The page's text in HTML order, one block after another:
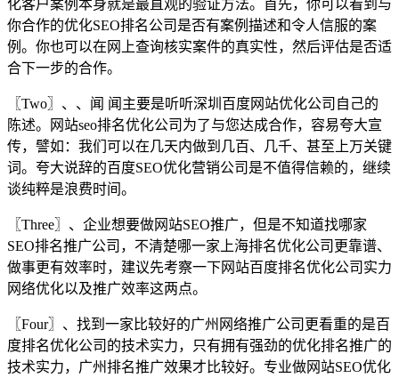
化客户案例本身就是最直观的验证方法。首先，你可以看到与
你合作的优化SEO排名公司是否有案例描述和令人信服的案
例。你也可以在网上查询核实案件的真实性，然后评估是否适
合下一步的合作。
〖Two〗、、闻 闻主要是听听深圳百度网站优化公司自己的
陈述。网站seo排名优化公司为了与您达成合作，容易夸大宣
传，譬如：我们可以在几天内做到几百、几千、甚至上万关键
词。夸大说辞的百度SEO优化营销公司是不值得信赖的，继续
谈纯粹是浪费时间。
〖Three〗、企业想要做网站SEO推广，但是不知道找哪家
SEO排名推广公司，不清楚哪一家上海排名优化公司更靠谱、
做事更有效率时，建议先考察一下网站百度排名优化公司实力
网络优化以及推广效率这两点。
〖Four〗、找到一家比较好的广州网络推广公司更看重的是百
度排名优化公司的技术实力，只有拥有强劲的优化排名推广的
技术实力，广州排名推广效果才比较好。专业做网站SEO优化